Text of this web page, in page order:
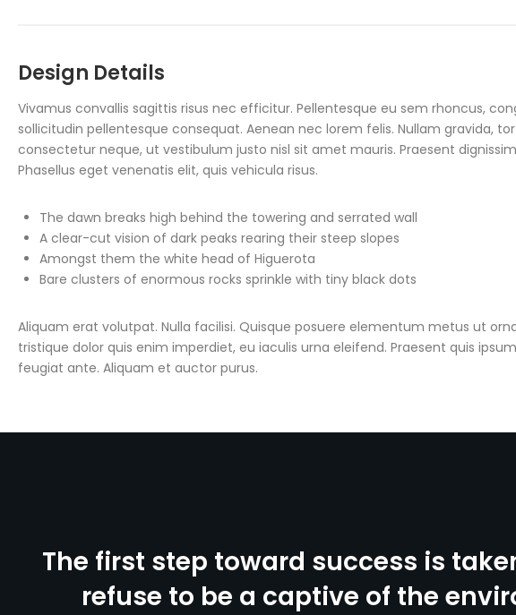
Design Details
Vivamus convallis sagittis risus nec efficitur. Pellentesque eu sem rhoncus,
sollicitudin pellentesque consequat. Aenean nec lorem felis. Nullam gravida,
consectetur neque, ut vestibulum justo nisl sit amet mauris. Praesent
Phasellus eget venenatis elit, quis vehicula risus.
The dawn breaks high behind the towering and serrated wall
A clear-cut vision of dark peaks rearing their steep slopes
Amongst them the white head of Higuerota
Bare clusters of enormous rocks sprinkle with tiny black dots
Aliquam erat volutpat. Nulla facilisi. Quisque posuere elementum metus ut
tristique dolor quis enim imperdiet, eu iaculis urna eleifend. Praesent quis
feugiat ante. Aliquam et auctor purus.
The first step toward success is
refuse to be a captive of the